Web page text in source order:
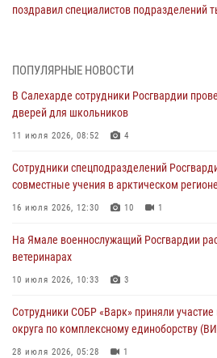
поздравил специалистов подразделений
30 июля 2026, 09:34
Офицеры спецназа Росгвардии провели
29 июля 2026, 10:42 4
В Уральском округе Росгвардии
Сотрудники СОБР «Варк» приняли участие
28 июля 2026, 05:28
ПОПУЛЯРНЫЕ НОВОСТИ
В Салехарде сотрудники Росгвардии
дверей для школьников
11 июля 2026, 08:52 4
Сотрудники спецподразделений
совместные учения в арктическом
16 июля 2026, 12:30 10 1
На Ямале военнослужащий Росгвардии
ветеринарах
10 июля 2026, 10:33 3
Сотрудники СОБР «Варк» приняли
округа по комплексному единоборству
28 июля 2026, 05:28 1